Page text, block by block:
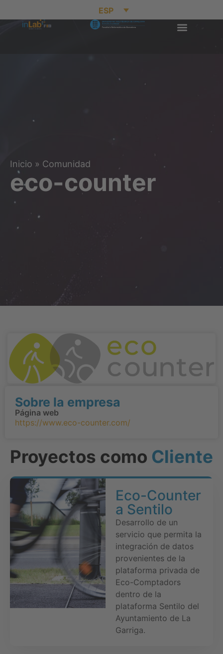
ESP
Inicio » Comunidad
eco-counter
Proyectos como Cliente
Eco-Counter
a Sentilo
Desarrollo de un
servicio que permita la
integración de datos
provenientes de la
plataforma privada de
Eco-Comptadors
dentro de la
plataforma Sentilo del
Ayuntamiento de La
Garriga.
Sobre la empresa
Página web
https://www.eco-counter.com/